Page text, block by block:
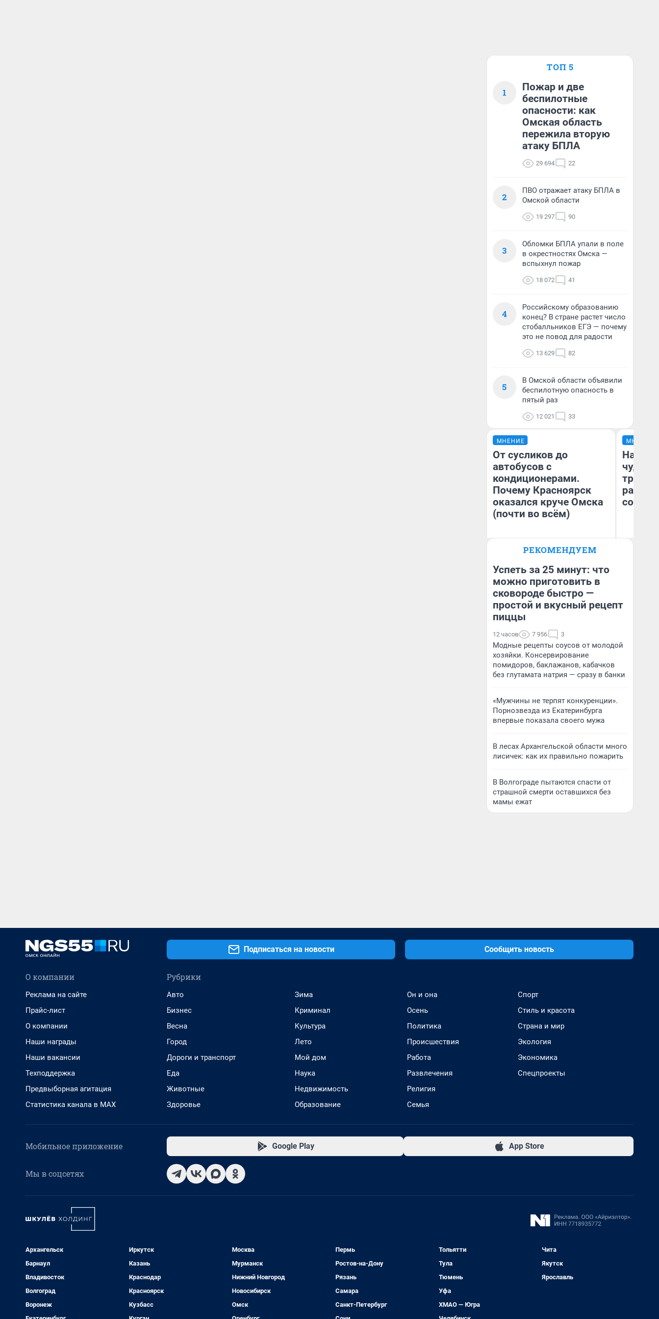
ТОП 5
1
Пожар и две
беспилотные
опасности: как
Омская область
пережила вторую
атаку БПЛА
29 694 22
2
ПВО отражает атаку БПЛА в
Омской области
19 297 90
3
Обломки БПЛА упали в поле
в окрестностях Омска —
вспыхнул пожар
18 072 41
4
Российскому образованию
конец? В стране растет число
стобалльников ЕГЭ — почему
это не повод для радости
13 629 82
5
В Омской области объявили
беспилотную опасность в
пятый раз
12 021 33
МНЕНИЕ
От сусликов до
автобусов с
кондиционерами.
Почему Красноярск
оказался круче Омска
(почти во всём)
МНЕНИЕ
чудом
РЕКОМЕНДУЕМ
Успеть за 25 минут: что
можно приготовить в
сковороде быстро —
простой и вкусный рецепт
пиццы
12 часов 7 956 3
Модные рецепты соусов от молодой
хозяйки. Консервирование
помидоров, баклажанов, кабачков
без глутамата натрия — сразу в банки
«Мужчины не терпят конкуренции».
Порнозвезда из Екатеринбурга
впервые показала своего мужа
В лесах Архангельской области много
лисичек: как их правильно пожарить
В Волгограде пытаются спасти от
страшной смерти оставшихся без
мамы ежат
Подписаться на новости Сообщить новость
О компании
Реклама на сайте
Прайс-лист
О компании
Наши награды
Наши вакансии
Техподдержка
Предвыборная агитация
Статистика канала в MAX
Рубрики
Авто
Бизнес
Весна
Город
Дороги и транспорт
Еда
Животные
Здоровье
Зима
Криминал
Культура
Лето
Мой дом
Наука
Недвижимость
Образование
Он и она
Осень
Политика
Происшествия
Работа
Развлечения
Религия
Семья
Спорт
Стиль и красота
Страна и мир
Экология
Экономика
Спецпроекты
Мобильное приложение Google Play App Store
Мы в соцсетях
Архангельск
Барнаул
Владивосток
Волгоград
Воронеж
Иркутск
Казань
Краснодар
Красноярск
Кузбасс
Москва
Мурманск
Нижний Новгород
Новосибирск
Омск
Пермь
Ростов-на-Дону
Рязань
Самара
Санкт-Петербург
Тольятти
Тула
Тюмень
Уфа
ХМАО — Югра
Чита
Якутск
Ярославль